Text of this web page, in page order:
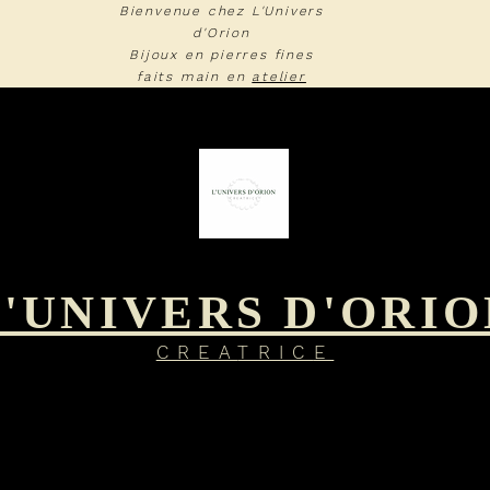
Bienvenue chez L'Univers
d'Orion
Bijoux en pierres fines
faits main en atelier
CREATRIC E